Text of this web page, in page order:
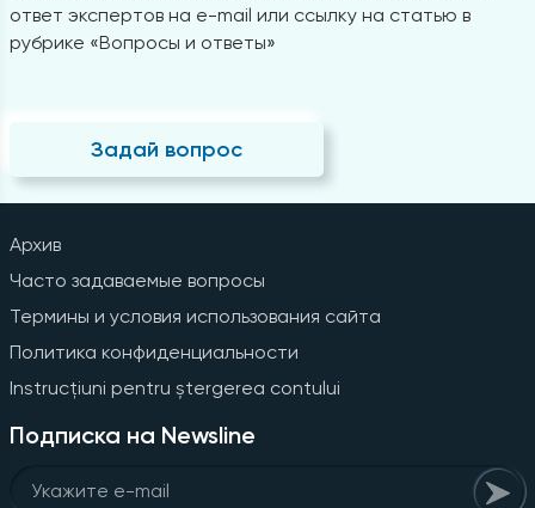
ответ экспертов на e-mail или ссылку на статью в
рубрике «Вопросы и ответы»
Задай вопрос
Архив
Часто задаваемые вопросы
Термины и условия использования сайта
Политика конфиденциальности
Instrucțiuni pentru ștergerea contului
Подписка на Newsline